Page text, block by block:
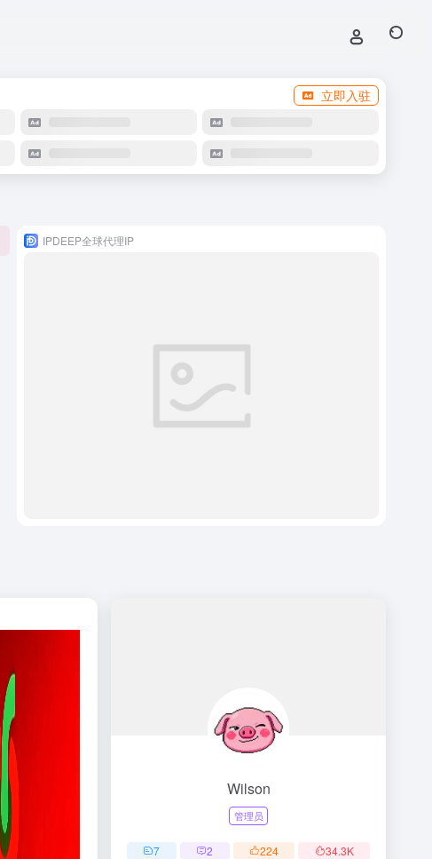
立即入驻
IPDEEP全球代理IP
Wilson
管理员
7 2 224 34.3K